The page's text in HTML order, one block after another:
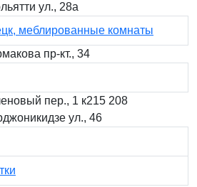
ул., 28а
меблированные комнаты
пр-кт., 34
пер., 1 к215 208
ул., 46